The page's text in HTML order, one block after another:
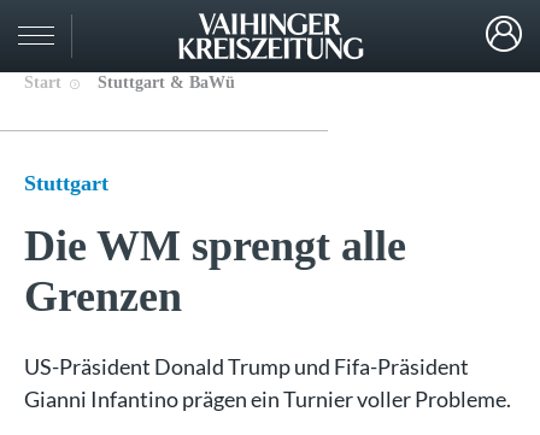
Start Stuttgart & BaWü
Stuttgart
Die WM sprengt alle
Grenzen
US-Präsident Donald Trump und Fifa-Präsident
Gianni Infantino prägen ein Turnier voller Probleme.